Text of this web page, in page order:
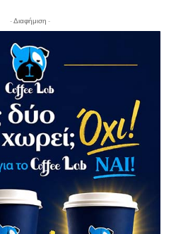
- Διαφήμιση -